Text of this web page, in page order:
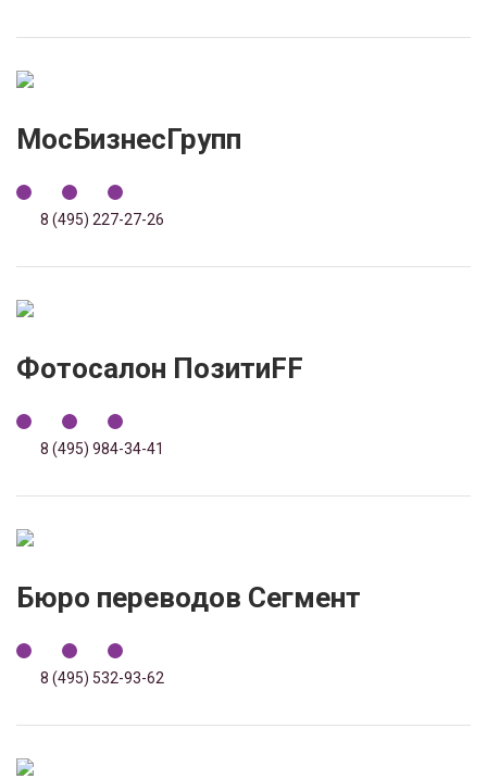
МосБизнесГрупп
8 (495) 227-27-26
Фотосалон ПозитиFF
8 (495) 984-34-41
Бюро переводов Сегмент
8 (495) 532-93-62